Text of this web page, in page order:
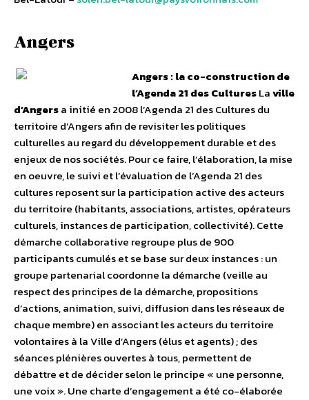
Angers
Angers : la co-construction de
l’Agenda 21 des CulturesLaville
d’Angersa initié en 2008 l’Agenda 21 des Cultures du
territoire d’Angers afin de revisiter les politiques
culturelles au regard du développement durable et des
enjeux de nos sociétés. Pour ce faire, l’élaboration, la mise
en oeuvre, le suivi et l’évaluation de l’Agenda 21 des
cultures reposent sur la participation active des acteurs
du territoire (habitants, associations, artistes, opérateurs
culturels, instances de participation, collectivité). Cette
démarche collaborative regroupe plus de 900
participants cumulés et se base sur deux instances : un
groupe partenarialcoordonne la démarche (veille au
respect des principes de la démarche, propositions
d’actions, animation, suivi, diffusion dans les réseaux de
chaque membre) en associant les acteurs du territoire
volontaires à la Ville d’Angers (élus et agents) ; des
séances plénières ouvertes à tous, permettent de
débattre et de décider selon le principe « une personne,
une voix ». Une charte d’engagement a été co-élaborée